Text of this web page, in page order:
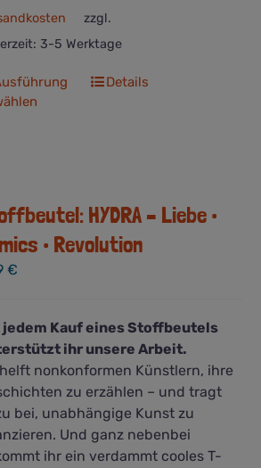
zzgl.
3-5 Werktage
Dieses
Die
können
Details
HYDRA – Liebe •
• Revolution
€
jedem Kauf eines Stoffbeutels
ihr unsere Arbeit.
nonkonformen Künstlern, ihre
zu erzählen – und tragt
bei, unabhängige Kunst zu
Und ganz nebenbei
ihr ein verdammt cooles T-